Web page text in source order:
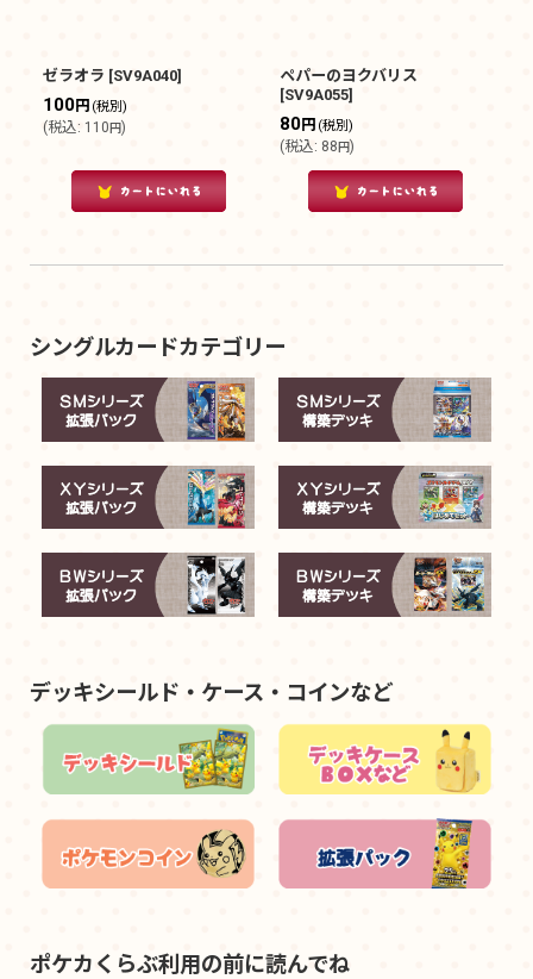
ゼラオラ [SV9A040]
100円 (税別)
(税込: 110円)
ペパーのヨクバリス
[SV9A055]
80円 (税別)
(税込: 88円)
シングルカードカテゴリー
デッキシールド・ケース・コインなど
ポケカくらぶ利用の前に読んでね